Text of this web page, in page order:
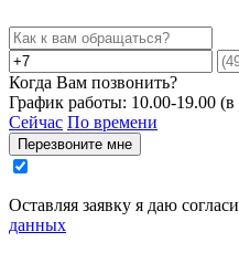
Когда Вам позвонить?
График работы: 10.00-19.00
Сейчас По времени
Перезвоните мне
Оставляя заявку я даю
данных